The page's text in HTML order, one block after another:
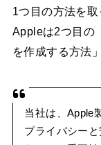
1つ目の方法を取
Appleは2つ目の
を作成する方法
当社は、Apple
プライバシー